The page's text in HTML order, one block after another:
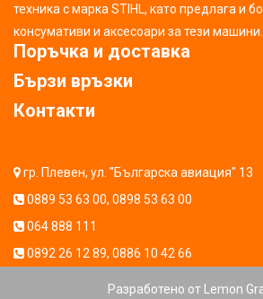
техника с марка STIHL, като предлага и
консумативи и аксесоари за тези машини.
Поръчка и доставка
Бързи връзки
Контакти
гр. Плевен, ул. "Българска авиация" 13
0889 53 63 00, 0898 53 63 00
064 888 111
0892 26 12 89, 0886 10 42 66
Разработено от Lemon